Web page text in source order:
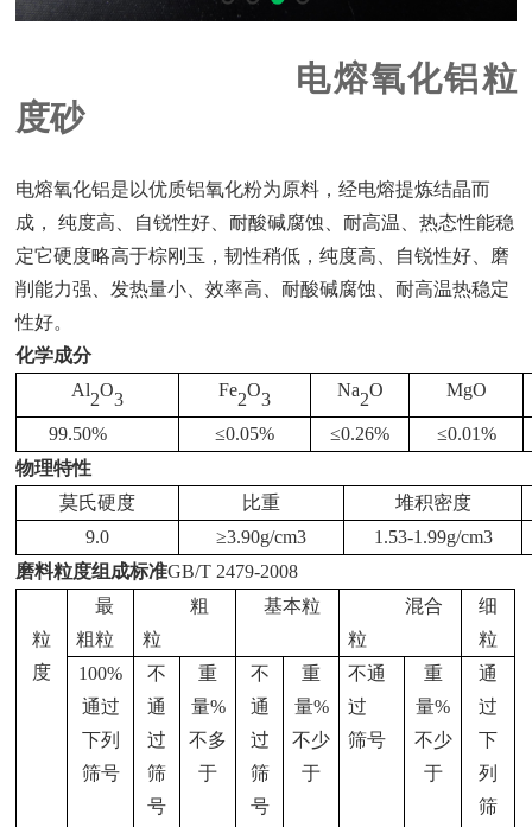
电熔氧化铝粒
度砂
电熔氧化铝是以优质铝氧化粉为原料，经电熔提炼结晶而
成，
纯度高、自锐性好、耐酸碱腐蚀、耐高温、热态性能稳
定它硬度略高于棕刚玉，韧性稍低，纯度高、自锐性好、磨
削能力强、发热量小、效率高、耐酸碱腐蚀、耐高温热稳定
性好。
化学成分
Al2O3 Fe2O3 Na2O MgO
99.50% ≤0.05% ≤0.26% ≤0.01%
物理特性
莫氏硬度
比重
堆积密度
9.0
≥3.90g/cm3
1.53-1.99g/cm3
磨料粒度组成标准GB/T 2479-2008
粒
度
最
粗粒
粗
粒
基本粒
混合
粒
细
粒
100%
通过
下列
筛号
不
通
过
筛
号
重
量%
不多
于
不
通
过
筛
号
重
量%
不少
于
不通
过
筛号
重
量%
不少
于
通
过
下
列
筛